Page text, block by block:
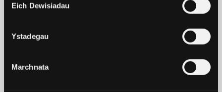
Eich Dewisiadau
Ystadegau
Marchnata
Newyddion a